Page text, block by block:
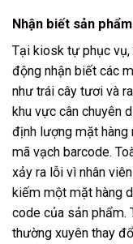
Nhận biết sản
Tại kiosk tự phục
động nhận biết các
như trái cây tươi và
khu vực cân chuyên
định lượng mặt hàng
mã vạch barcode.
xảy ra lỗi vì nhân
kiếm một mặt hàng
code của sản phẩm.
thường xuyên thay